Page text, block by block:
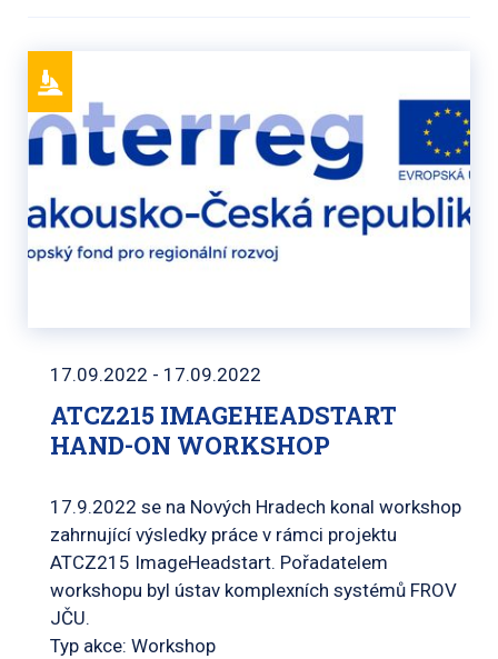
17.09.2022 - 17.09.2022
ATCZ215 IMAGEHEADSTART
HAND-ON WORKSHOP
17.9.2022 se na Nových Hradech konal workshop
zahrnující výsledky práce v rámci projektu
ATCZ215 ImageHeadstart. Pořadatelem
workshopu byl ústav komplexních systémů FROV
JČU.
Typ akce: Workshop